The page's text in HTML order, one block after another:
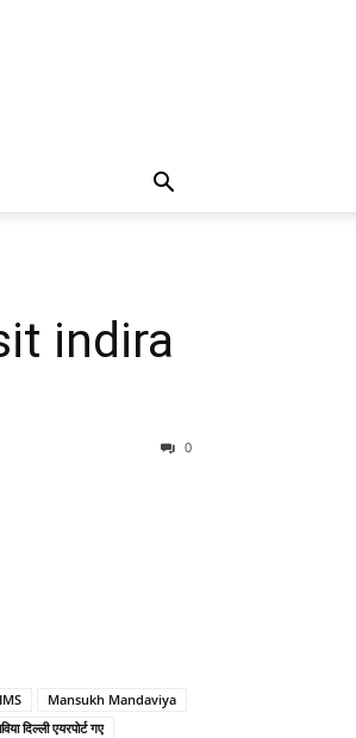
indira
0
Mansukh Mandaviya
दिल्ली एयरपोर्ट गए